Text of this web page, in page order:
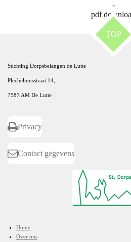
-
pdf
TOP
Stichting Dorpsbelangen de Lutte
Plechelmusstraat 14,
7587 AM De Lutte
Privacy
Contact gegevens
Home
Over ons